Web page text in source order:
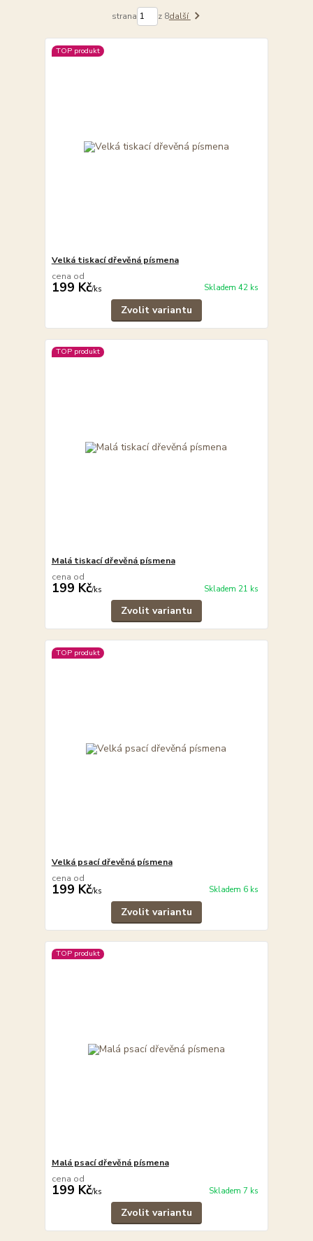
strana z 8další
TOP produkt
Velká tiskací dřevěná písmena
cena od
199 Kč/ks Skladem 42 ks
Zvolit variantu
TOP produkt
Malá tiskací dřevěná písmena
cena od
199 Kč/ks Skladem 21 ks
Zvolit variantu
TOP produkt
Velká psací dřevěná písmena
cena od
199 Kč/ks Skladem 6 ks
Zvolit variantu
TOP produkt
Malá psací dřevěná písmena
cena od
199 Kč/ks Skladem 7 ks
Zvolit variantu